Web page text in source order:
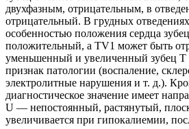
двухфазным, отрицательным, в
отрицательный. В грудных
особенностью положения сердца
положительный, а ТV1 может быть
уменьшенный и увеличенный зубец Т
признак патологии (воспаление,
электролитные нарушения и т. д.).
диагностическое значение имеет
U — непостоянный, растянутый,
увеличивается при гипокалиемии,